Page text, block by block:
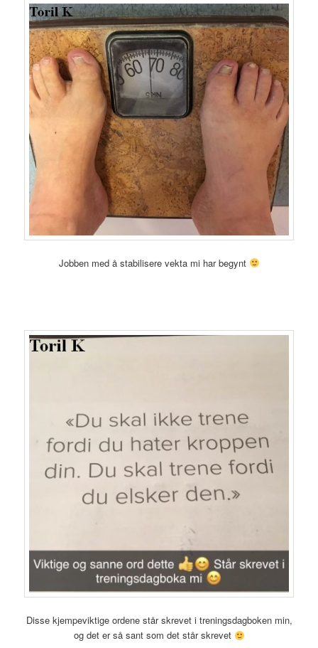
Jobben med å stabilisere vekta mi har begynt
Disse kjempeviktige ordene står skrevet i treningsdagboken min,
og det er så sant som det står skrevet